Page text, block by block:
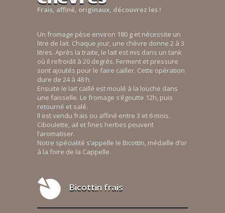
Frais, affiné, originaux, découvrez les !
Un fromage pèse environ 180 g et nécessite un
litre de lait. Chaque jour, une chèvre donne 2 à 3
litres. Après la traite, le lait est mis dans un tank
où il refroidit à 20 degrés. Ferment et pressure
sont ajoutés pour le faire cailler. Cette opération
dure de 24 à 48 h.
Ensuite le lait caillé est moulé à la louche dans
une faisselle. Le fromage s’égoutte 12h, puis
retourné et salé.
Il est vendu frais ou affiné entre 3 et 6 mois.
Ciboulette, ail et fines herbes peuvent
l’aromatiser.
Notre spécialité s’appelle le Bicottin, médaille d’or
à la foire de la Cappelle.
Bicottin frais